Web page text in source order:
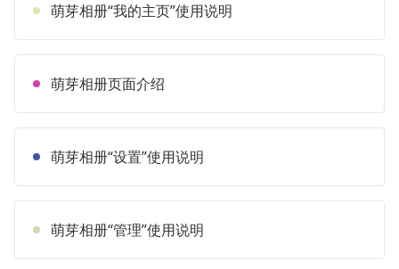
萌芽相册“我的主页”使用说明
萌芽相册页面介绍
萌芽相册“设置”使用说明
萌芽相册“管理”使用说明